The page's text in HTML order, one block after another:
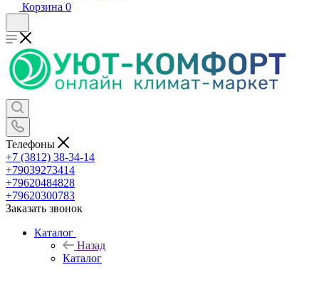
Корзина 0
Телефоны
+7 (3812) 38-34-14
+79039273414
+79620484828
+79620300783
Заказать звонок
Каталог
Назад
Каталог